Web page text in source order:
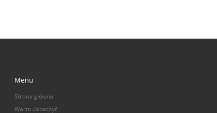
Menu
Strona główna
Warto Zobaczyć